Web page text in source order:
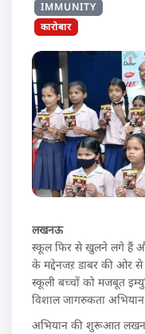
IMMUNITY
कारोबार
लखनऊ
स्कूल फिर से खुलने लगे हैं
के मद्देनजऱ डाबर की ओर से
स्कूली बच्चों को मजबूत
विशाल जागरुकता
अभियान की शुरूआत